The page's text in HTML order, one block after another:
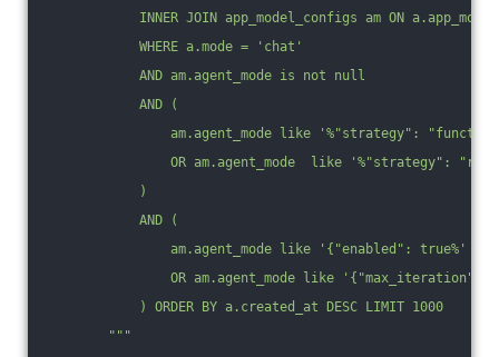
INNER JOIN app_model_configs am ON
WHERE a.mode = 'chat'
AND am.agent_mode is not null
AND (
am.agent_mode like '%"strategy":
OR am.agent_mode  like '%"strategy":
)
AND (
am.agent_mode like '{"enabled": true%'
OR am.agent_mode like '{"max_iteration":
) ORDER BY a.created_at DESC LIMIT 1000
"""